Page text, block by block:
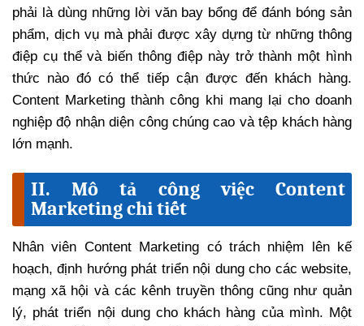
phải là dùng những lời văn bay bổng để đánh bóng sản
phẩm, dịch vụ mà phải được xây dựng từ những thông
điệp cụ thể và biến thông điệp này trở thành một hình
thức nào đó có thể tiếp cận được đến khách hàng.
Content Marketing thành công khi mang lại cho doanh
nghiệp độ nhận diện công chúng cao và tệp khách hàng
lớn mạnh.
II. Mô tả công việc Content
Marketing chi tiết
Nhân viên Content Marketing có trách nhiệm lên kế
hoạch, định hướng phát triển nội dung cho các website,
mạng xã hội và các kênh truyền thông cũng như quản
lý, phát triển nội dung cho khách hàng của mình. Một